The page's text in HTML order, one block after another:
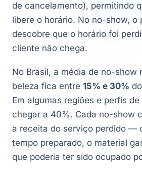
de cancelamento), permitindo
libere o horário. No no-show, o
descobre que o horário foi
cliente não chega.
No Brasil, a média de no-show
beleza fica entre 15% e 30%
Em algumas regiões e perfis
chegar a 40%. Cada no-show
a receita do serviço perdido —
tempo preparado, o material
que poderia ter sido ocupado